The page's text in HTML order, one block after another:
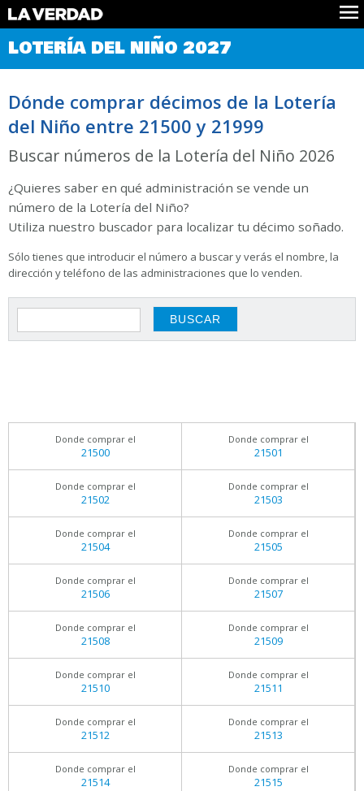
Comprobar Loteria del Niño
Premios
Noticias
Datos
Historia
LOTERÍA DEL NIÑO 2027
Dónde comprar décimos de la Lotería
del Niño entre 21500 y 21999
Buscar números de la Lotería del Niño 2026
¿Quieres saber en qué administración se vende un
número de la Lotería del Niño?
Utiliza nuestro buscador para localizar tu décimo soñado.
Sólo tienes que introducir el número a buscar y verás el nombre, la
dirección y teléfono de las administraciones que lo venden.
Donde comprar el
21500
Donde comprar el
21501
Donde comprar el
21502
Donde comprar el
21503
Donde comprar el
21504
Donde comprar el
21505
Donde comprar el
21506
Donde comprar el
21507
Donde comprar el
21508
Donde comprar el
21509
Donde comprar el
21510
Donde comprar el
21511
Donde comprar el
21512
Donde comprar el
21513
Donde comprar el
21514
Donde comprar el
21515